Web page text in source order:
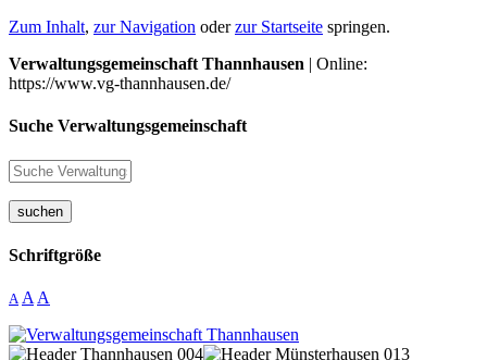
Zum Inhalt, zur Navigation oderzur Startseite springen.
Verwaltungsgemeinschaft Thannhausen | Online:
https://www.vg-thannhausen.de/
Suche Verwaltungsgemeinschaft
suchen
Schriftgröße
A A A